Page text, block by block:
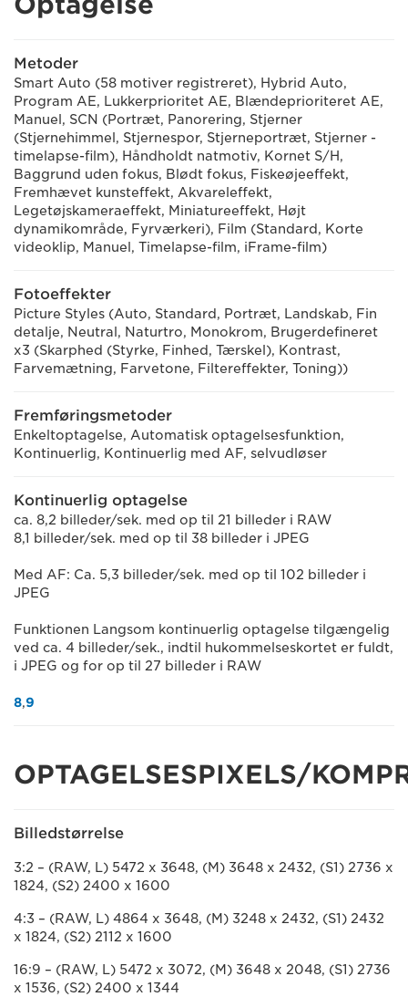
Metoder
Smart Auto (58 motiver registreret), Hybrid Auto,
Program AE, Lukkerprioritet AE, Blændeprioriteret AE,
Manuel, SCN (Portræt, Panorering, Stjerner
(Stjernehimmel, Stjernespor, Stjerneportræt, Stjerner -
timelapse-film), Håndholdt natmotiv, Kornet S/H,
Baggrund uden fokus, Blødt fokus, Fiskeøjeeffekt,
Fremhævet kunsteffekt, Akvareleffekt,
Legetøjskameraeffekt, Miniatureeffekt, Højt
dynamikområde, Fyrværkeri), Film (Standard, Korte
videoklip, Manuel, Timelapse-film, iFrame-film)
Fotoeffekter
Picture Styles (Auto, Standard, Portræt, Landskab, Fin
detalje, Neutral, Naturtro, Monokrom, Brugerdefineret
x3 (Skarphed (Styrke, Finhed, Tærskel), Kontrast,
Farvemætning, Farvetone, Filtereffekter, Toning))
Fremføringsmetoder
Enkeltoptagelse, Automatisk optagelsesfunktion,
Kontinuerlig, Kontinuerlig med AF, selvudløser
Kontinuerlig optagelse
ca. 8,2 billeder/sek. med op til 21 billeder i RAW
8,1 billeder/sek. med op til 38 billeder i JPEG
Med AF: Ca. 5,3 billeder/sek. med op til 102 billeder i
JPEG
Funktionen Langsom kontinuerlig optagelse tilgængelig
ved ca. 4 billeder/sek., indtil hukommelseskortet er fuldt,
i JPEG og for op til 27 billeder i RAW
8,9
OPTAGELSESPIXELS/
Billedstørrelse
3:2 – (RAW, L) 5472 x 3648, (M) 3648 x 2432, (S1) 2736 x
1824, (S2) 2400 x 1600
4:3 – (RAW, L) 4864 x 3648, (M) 3248 x 2432, (S1) 2432
x 1824, (S2) 2112 x 1600
16:9 – (RAW, L) 5472 x 3072, (M) 3648 x 2048, (S1) 2736
x 1536, (S2) 2400 x 1344